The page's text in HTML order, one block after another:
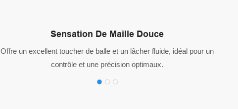
Sensation De Maille Douce
Offre un excellent toucher de balle et un lâcher fluide, idéal pour un
contrôle et une précision optimaux.